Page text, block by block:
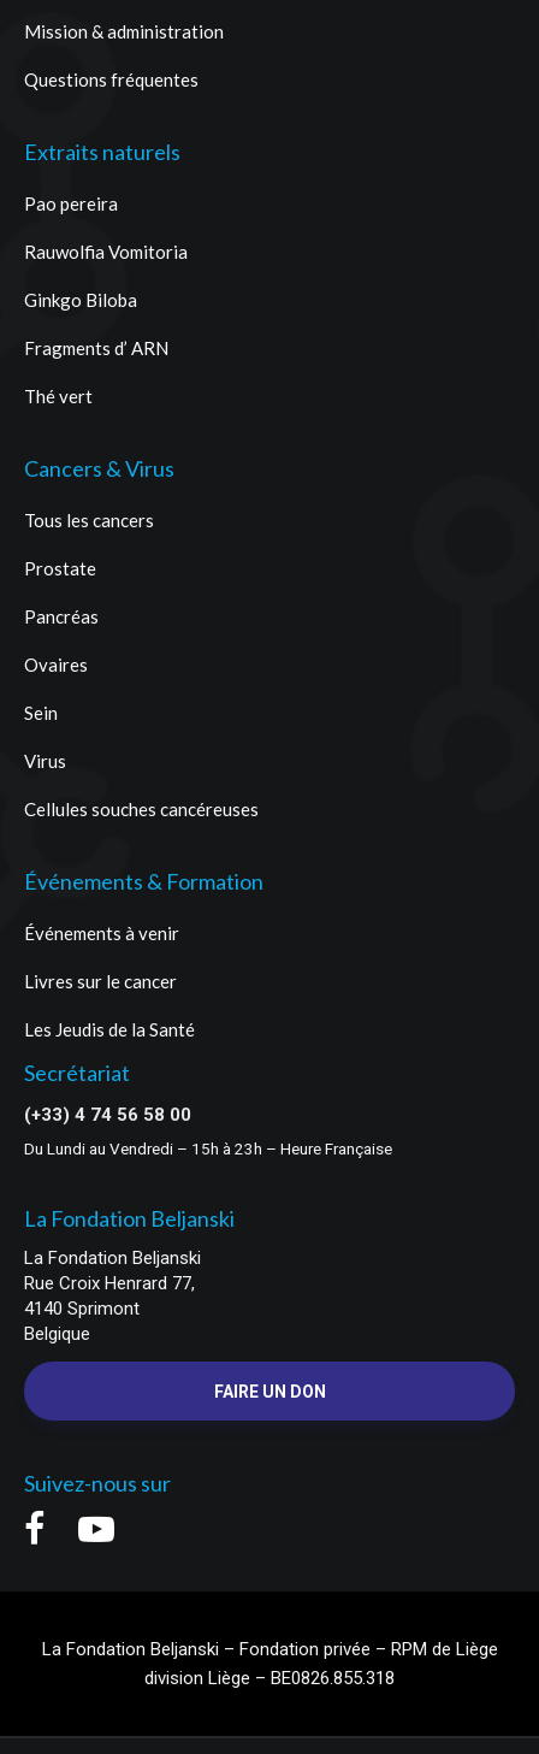
Mission & administration
Questions fréquentes
Extraits naturels
Pao pereira
Rauwolfia Vomitoria
Ginkgo Biloba
Fragments d’ ARN
Thé vert
Cancers & Virus
Tous les cancers
Prostate
Pancréas
Ovaires
Sein
Virus
Cellules souches cancéreuses
Événements & Formation
Événements à venir
Livres sur le cancer
Les Jeudis de la Santé
Secrétariat
(+33) 4 74 56 58 00
Du Lundi au Vendredi – 15h à 23h – Heure Française
La Fondation Beljanski
La Fondation Beljanski
Rue Croix Henrard 77,
4140 Sprimont
Belgique
FAIRE UN DON
Suivez-nous sur
La Fondation Beljanski – Fondation privée – RPM de Liège
division Liège – BE0826.855.318